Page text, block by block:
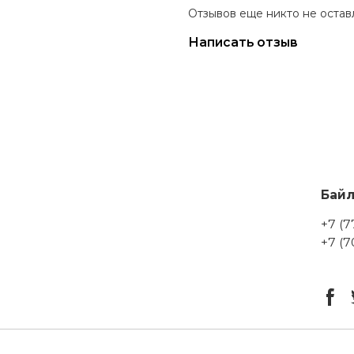
Отзывов еще никто не
Написать отзыв
+7
+7